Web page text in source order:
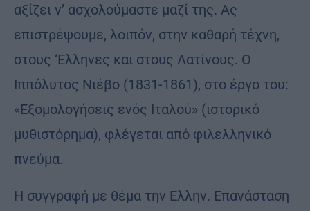
αξίζει ν’ ασχολούμαστε μαζί της. Ας
επιστρέψουμε, λοιπόν, στην καθαρή τέχνη,
στους ‘Ελληνες και στους Λατίνους. Ο
Ιππόλυτος Νιέβο (1831-1861), στο έργο του:
«Εξομολογήσεις ενός Ιταλού» (ιστορικό
μυθιστόρημα), φλέγεται από φιλελληνικό
πνεύμα.
Η συγγραφή με θέμα την Ελλην. Επανάσταση